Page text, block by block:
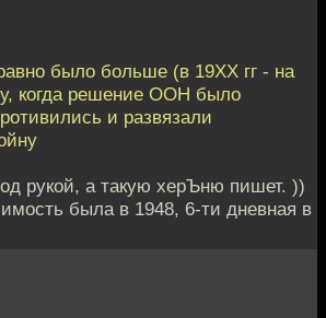
было больше (в 19ХХ гг - на
когда решение ООН было
и развязали
рукой, а такую херЪню пишет. ))
была в 1948, 6-ти дневная в